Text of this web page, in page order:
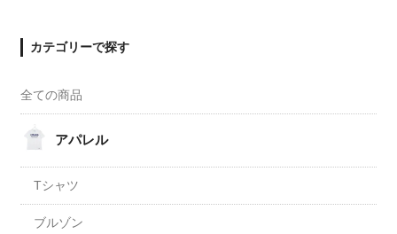
カテゴリーで探す
全ての商品
アパレル
Tシャツ
ブルゾン